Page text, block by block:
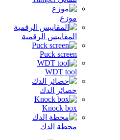
موزع
المقاييس الرقمية
Puck screen
WDT tool
حصائر الدك
Knock box
محطة الدك